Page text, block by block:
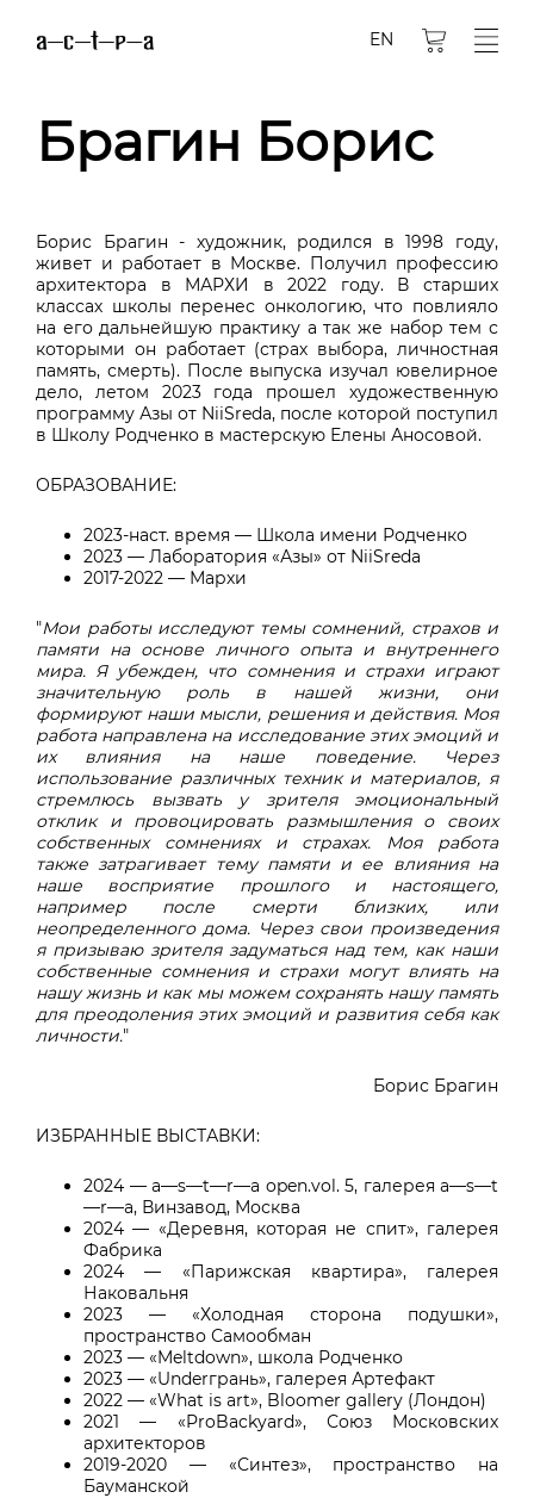
EN
Брагин Борис
Борис Брагин - художник, родился в 1998 году,
живет и работает в Москве. Получил профессию
архитектора в МАРХИ в 2022 году. В старших
классах школы перенес онкологию, что повлияло
на его дальнейшую практику а так же набор тем с
которыми он работает (страх выбора, личностная
память, смерть). После выпуска изучал ювелирное
дело, летом 2023 года прошел художественную
программу Азы от NiiSreda, после которой поступил
в Школу Родченко в мастерскую Елены Аносовой.
ОБРАЗОВАНИЕ:
2023-наст. время — Школа имени Родченко
2023 — Лаборатория «Азы» от NiiSreda
2017-2022 — Мархи
"Мои работы исследуют темы сомнений, страхов и
памяти на основе личного опыта и внутреннего
мира. Я убежден, что сомнения и страхи играют
значительную роль в нашей жизни, они
формируют наши мысли, решения и действия. Моя
работа направлена на исследование этих эмоций и
их влияния на наше поведение. Через
использование различных техник и материалов, я
стремлюсь вызвать у зрителя эмоциональный
отклик и провоцировать размышления о своих
собственных сомнениях и страхах. Моя работа
также затрагивает тему памяти и ее влияния на
наше восприятие прошлого и настоящего,
например после смерти близких, или
неопределенного дома. Через свои произведения
я призываю зрителя задуматься над тем, как наши
собственные сомнения и страхи могут влиять на
нашу жизнь и как мы можем сохранять нашу память
для преодоления этих эмоций и развития себя как
личности."
Борис Брагин
ИЗБРАННЫЕ ВЫСТАВКИ:
2024 — a—s—t—r—a open.vol. 5, галерея a—s—t
—r—a, Винзавод, Москва
2024 — «Деревня, которая не спит», галерея
Фабрика
2024 — «Парижская квартира», галерея
Наковальня
2023 — «Холодная сторона подушки»,
пространство Самообман
2023 — «Meltdown», школа Родченко
2023 — «Underгрань», галерея Артефакт
2022 — «What is art», Bloomer gallery (Лондон)
2021 — «ProBackyard», Союз Московских
архитекторов
2019-2020 — «Синтез», пространство на
Бауманской